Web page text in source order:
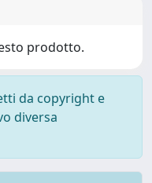
prodotto.
da copyright e
diversa